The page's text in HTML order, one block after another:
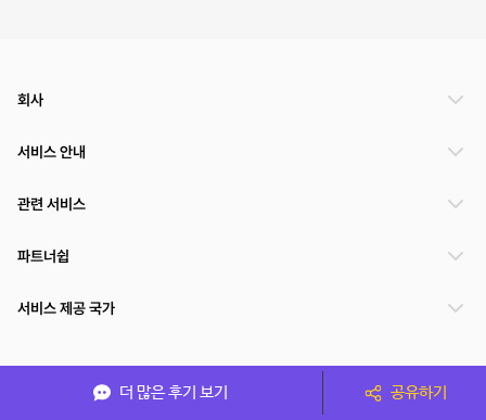
더 많은 후기 보기 공유하기
회사
서비스 안내
관련 서비스
파트너쉽
서비스 제공 국가
(주)NSPACE 사업자정보